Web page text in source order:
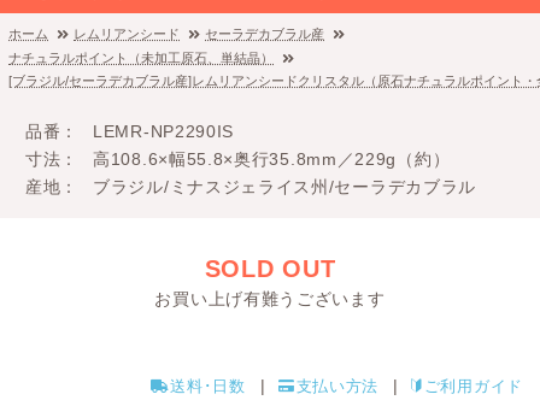
ホーム レムリアンシード
セーラデカブラル産
ナチュラルポイント（未加工原石、単結晶）
[ブラジル/セーラデカブラル産]レムリアンシードクリスタル（原石ナチュラルポイント
品番
LEMR-NP2290IS
寸法
高108.6×幅55.8×奥行35.8mm／229g（約）
産地
ブラジル/ミナスジェライス州/セーラデカブラル
SOLD OUT
お買い上げ有難うございます
送料･日数 支払い方法 ご利用ガイド